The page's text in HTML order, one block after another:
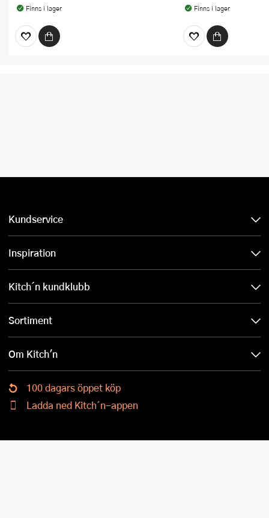
Finns i lager Finns i lager
Kundservice
Inspiration
Kitch´n kundklubb
Sortiment
Om Kitch'n
100 dagars öppet köp
Ladda ned Kitch´n-appen